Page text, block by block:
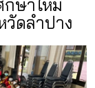
ษาใหม่
วัดลำปาง